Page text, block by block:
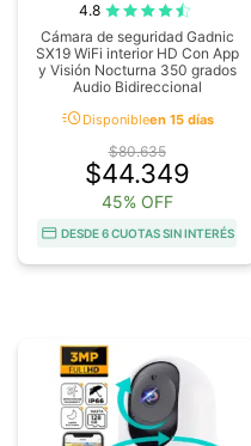
4.8
Cámara de seguridad Gadnic
SX19 WiFi interior HD Con App
y Visión Nocturna 350 grados
Audio Bidireccional
acuteDisponibleen 15 días
$80.635
$44.349
45% OFF
DESDE 6 CUOTAS SIN INTERÉS